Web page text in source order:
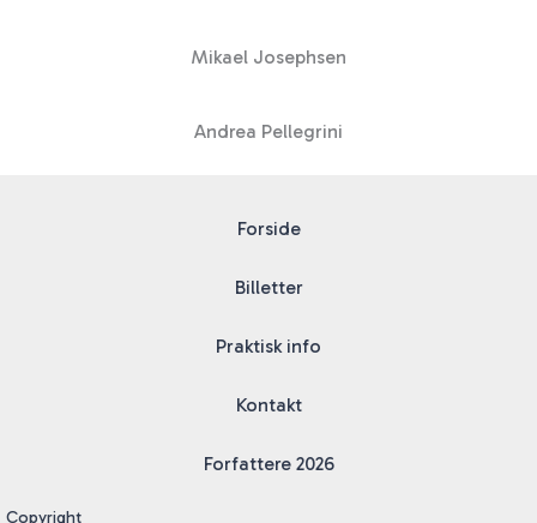
Mikael Josephsen
Andrea Pellegrini
Forside
Billetter
Praktisk info
Kontakt
Forfattere 2026
Copyright